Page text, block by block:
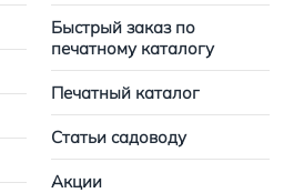
Быстрый заказ по
печатному каталогу
Печатный каталог
Статьи садоводу
Акции